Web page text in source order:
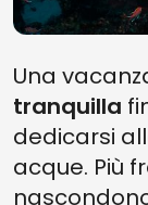
Una
tranquilla
dedicarsi
acque. Più